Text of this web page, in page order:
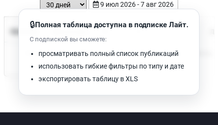
9 июл 2026 - 7 авг 2026
Время чтения
Нет доступных публикаций. Попробуйте изменить фильтр.
🔒Полная таблица доступна в подписке Лайт.
С подпиской вы сможете:
просматривать полный список публикаций
использовать гибкие фильтры по типу и дате
экспортировать таблицу в XLS